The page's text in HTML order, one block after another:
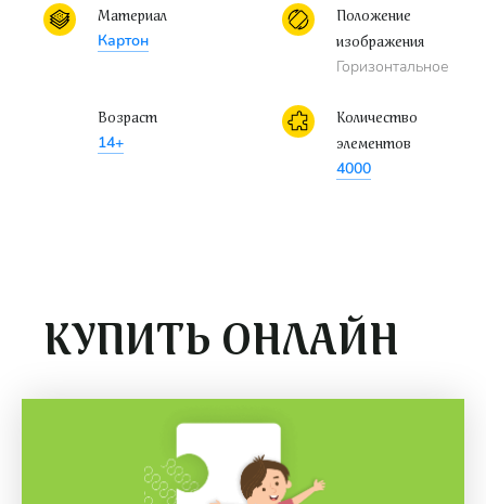
Материал
Картон
Положение
изображения
Горизонтальное
Возраст
14+
Количество
элементов
4000
КУПИТЬ ОНЛАЙН